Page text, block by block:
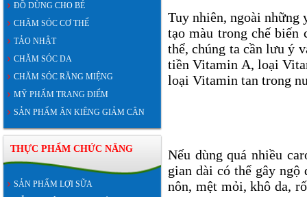
ĐỒ DÙNG CHO BÉ
CHĂM SÓC CƠ THỂ
TẢO NHẬT
CHĂM SÓC DA
CHĂM SÓC RĂNG MIỆNG
MỸ PHẨM TRANG ĐIỂM
SẢN PHẨM ĂN KIÊNG GIẢM CÂN
THỰC PHẨM CHỨC NĂNG
SẢN PHẨM LỢI SỮA
Tuy nhiên, ngoài những
tạo màu trong chế biến
thể, chúng ta cần lưu ý
tiền Vitamin A, loại
loại Vitamin tan trong
Nếu dùng quá nhiều
gian dài có thể gây
nôn, mệt mỏi, khô da,